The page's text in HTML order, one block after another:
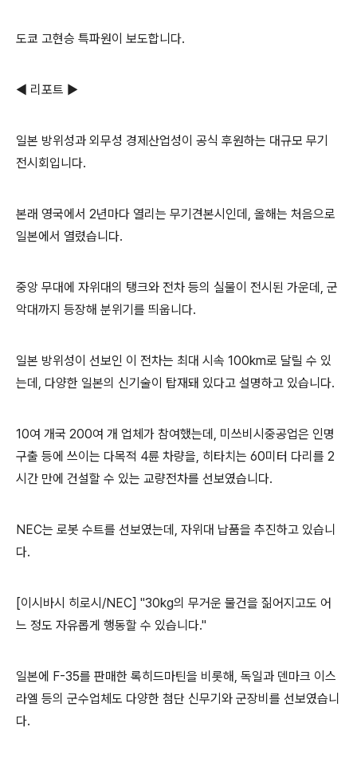
도쿄 고현승 특파원이 보도합니다.
◀ 리포트 ▶
일본 방위성과 외무성 경제산업성이 공식 후원하는 대규모 무기
전시회입니다.
본래 영국에서 2년마다 열리는 무기견본시인데, 올해는 처음으로
일본에서 열렸습니다.
중앙 무대에 자위대의 탱크와 전차 등의 실물이 전시된 가운데, 군
악대까지 등장해 분위기를 띄웁니다.
일본 방위성이 선보인 이 전차는 최대 시속 100km로 달릴 수 있
는데, 다양한 일본의 신기술이 탑재돼 있다고 설명하고 있습니다.
10여 개국 200여 개 업체가 참여했는데, 미쓰비시중공업은 인명
구출 등에 쓰이는 다목적 4륜 차량을, 히타치는 60미터 다리를 2
시간 만에 건설할 수 있는 교량전차를 선보였습니다.
NEC는 로봇 수트를 선보였는데, 자위대 납품을 추진하고 있습니
다.
[이시바시 히로시/NEC] "30kg의 무거운 물건을 짊어지고도 어
느 정도 자유롭게 행동할 수 있습니다."
일본에 F-35를 판매한 록히드마틴을 비롯해, 독일과 덴마크 이스
라엘 등의 군수업체도 다양한 첨단 신무기와 군장비를 선보였습니
다.